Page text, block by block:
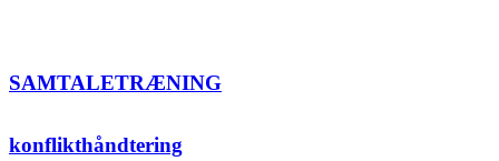
SAMTALETRÆNING
konflikthåndtering